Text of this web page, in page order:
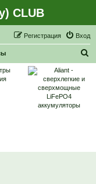
CLUB
Вход
Регистрация